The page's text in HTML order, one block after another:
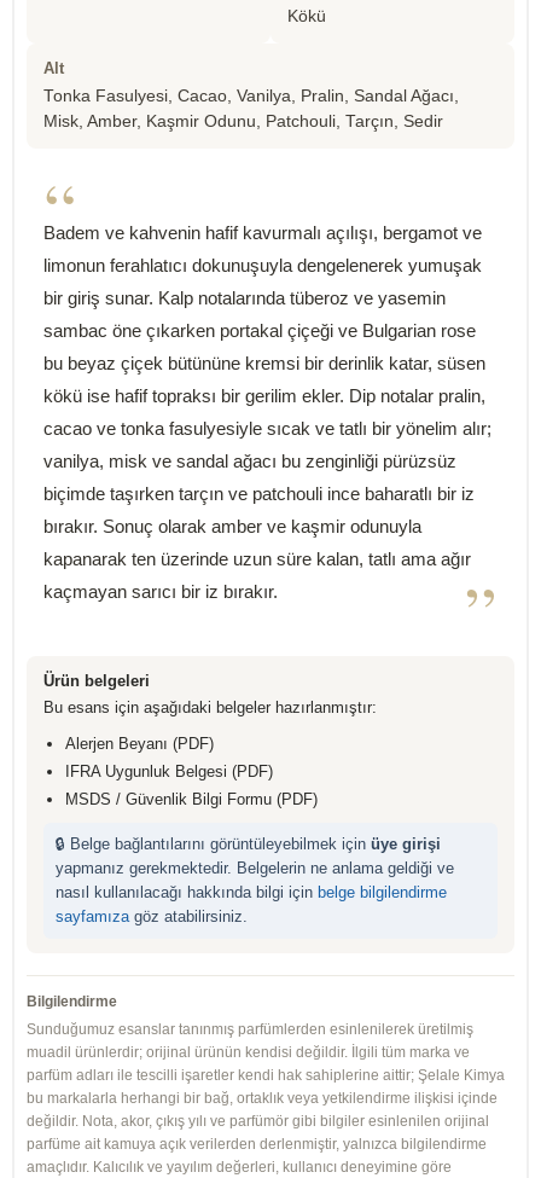
Kökü
Alt
Tonka Fasulyesi, Cacao, Vanilya, Pralin, Sandal Ağacı,
Misk, Amber, Kaşmir Odunu, Patchouli, Tarçın, Sedir
“
Badem ve kahvenin hafif kavurmalı açılışı, bergamot ve
limonun ferahlatıcı dokunuşuyla dengelenerek yumuşak
bir giriş sunar. Kalp notalarında tüberoz ve yasemin
sambac öne çıkarken portakal çiçeği ve Bulgarian rose
bu beyaz çiçek bütününe kremsi bir derinlik katar, süsen
kökü ise hafif topraksı bir gerilim ekler. Dip notalar pralin,
cacao ve tonka fasulyesiyle sıcak ve tatlı bir yönelim alır;
vanilya, misk ve sandal ağacı bu zenginliği pürüzsüz
biçimde taşırken tarçın ve patchouli ince baharatlı bir iz
bırakır. Sonuç olarak amber ve kaşmir odunuyla
kapanarak ten üzerinde uzun süre kalan, tatlı ama ağır
kaçmayan sarıcı bir iz bırakır.
”
Ürün belgeleri
Bu esans için aşağıdaki belgeler hazırlanmıştır:
Alerjen Beyanı (PDF)
IFRA Uygunluk Belgesi (PDF)
MSDS / Güvenlik Bilgi Formu (PDF)
🔒 Belge bağlantılarını görüntüleyebilmek için üye girişi
yapmanız gerekmektedir. Belgelerin ne anlama geldiği ve
nasıl kullanılacağı hakkında bilgi için belge bilgilendirme
sayfamızagöz atabilirsiniz.
Bilgilendirme
Sunduğumuz esanslar tanınmış parfümlerden esinlenilerek üretilmiş
muadil ürünlerdir; orijinal ürünün kendisi değildir. İlgili tüm marka ve
parfüm adları ile tescilli işaretler kendi hak sahiplerine aittir; Şelale Kimya
bu markalarla herhangi bir bağ, ortaklık veya yetkilendirme ilişkisi içinde
değildir. Nota, akor, çıkış yılı ve parfümör gibi bilgiler esinlenilen orijinal
parfüme ait kamuya açık verilerden derlenmiştir, yalnızca bilgilendirme
amaçlıdır. Kalıcılık ve yayılım değerleri, kullanıcı deneyimine göre